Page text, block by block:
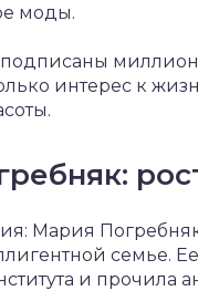
моды.
интерес к
Мария
семье.
и прочила